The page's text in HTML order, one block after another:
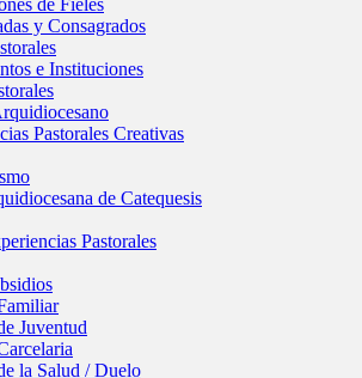
de Fieles
y Consagrados
e Instituciones
Pastorales Creativas
de Catequesis
Pastorales
Juventud
la Salud / Duelo